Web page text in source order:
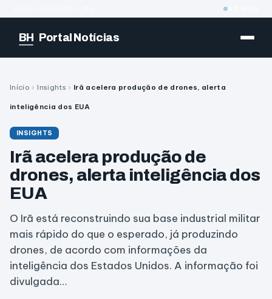
BH Portal Notícias
Início › Insights › Irã acelera produção de drones, alerta
inteligência dos EUA
INSIGHTS
Irã acelera produção de
drones, alerta inteligência dos
EUA
O Irã está reconstruindo sua base industrial militar
mais rápido do que o esperado, já produzindo
drones, de acordo com informações da
inteligência dos Estados Unidos. A informação foi
divulgada…